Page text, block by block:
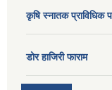
कृषि स्नातक प्राविधिक
डोर हाजिरी फाराम